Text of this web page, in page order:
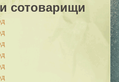
сотоварищи